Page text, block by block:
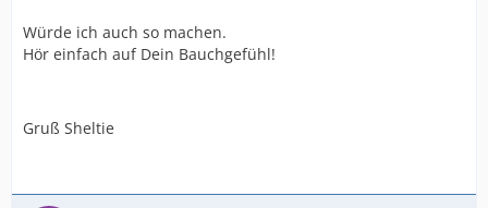
Würde ich auch so machen.
Hör einfach auf Dein Bauchgefühl!
Gruß Sheltie